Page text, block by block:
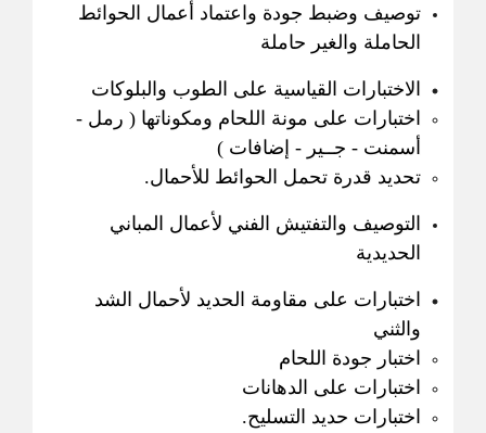
توصيف وضبط جودة واعتماد أعمال الحوائط
الحاملة والغير حاملة
الاختبارات القياسية على الطوب والبلوكات
اختبارات على مونة اللحام ومكوناتها ( رمل -
أسمنت - جــير - إضافات )
تحديد قدرة تحمل الحوائط للأحمال.
التوصيف والتفتيش الفني لأعمال المباني
الحديدية
اختبارات على مقاومة الحديد لأحمال الشد
والثني
اختبار جودة اللحام
اختبارات على الدهانات
اختبارات حديد التسليح.